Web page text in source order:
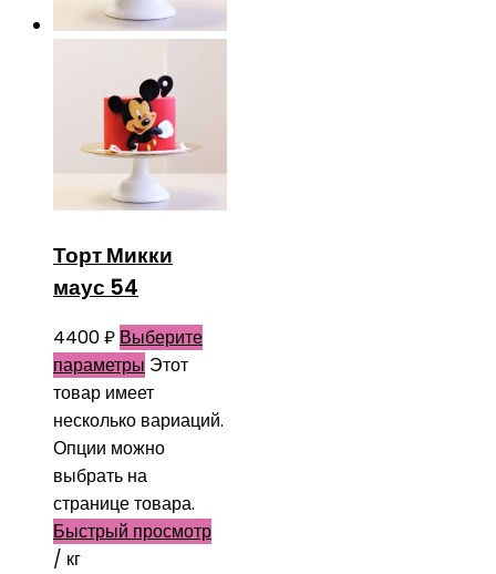
Торт Микки
маус 54
4400₽ Выберите
параметры Этот
товар имеет
несколько вариаций.
Опции можно
выбрать на
странице товара.
Быстрый просмотр
/ кг